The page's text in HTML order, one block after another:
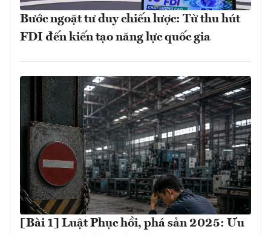
Bước ngoặt tư duy chiến lược: Từ thu hút
FDI đến kiến tạo năng lực quốc gia
[Bài 1] Luật Phục hồi, phá sản 2025: Ưu